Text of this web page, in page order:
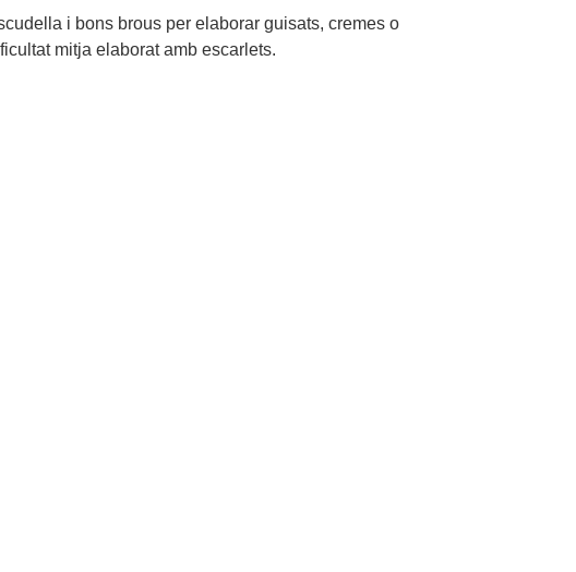
i bons brous per elaborar guisats, cremes o
mitja elaborat amb escarlets.